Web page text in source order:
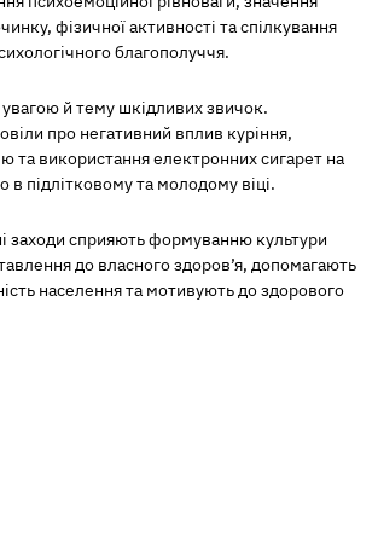
фізичної активності та спілкування
благополуччя.
й тему шкідливих звичок.
про негативний вплив куріння,
та використання електронних сигарет на
в підлітковому та молодому віці.
заходи сприяють формуванню культури
до власного здоров’я, допомагають
населення та мотивують до здорового